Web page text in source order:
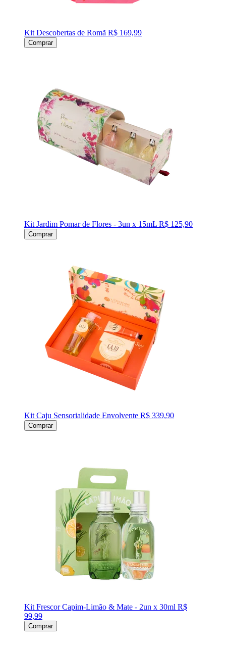
Kit Descobertas de Romã R$ 169,99
Comprar
Kit Jardim Pomar de Flores - 3un x 15mL R$ 125,90
Comprar
Kit Caju Sensorialidade Envolvente R$ 339,90
Comprar
Kit Frescor Capim-Limão & Mate - 2un x 30ml R$
99,99
Comprar